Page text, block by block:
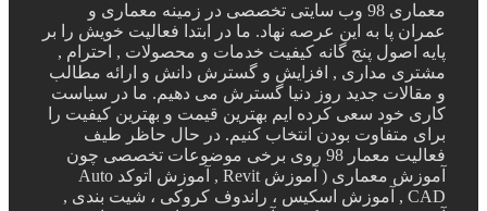
معماری 98 وب سایتی تخصصی در زمینه معماری و
عمران پا به این عرصه نهاد. ما در ابتدا فعالیت خویش را بر
پایه اصول پنج گانه کیفیت خدمات و محصولات , احترام ,
مشتری مداری , افزایش و گسترش دانش و ارائه مطالب
و مقالات جدید روز دنیا گسترش می دهیم. ما در سیاست
کاری خود سعی کرده ایم بهترین قیمت و بهترین کیفیت را
برای متفاوت بودن انتخاب کنیم. در حال حاظر طیف
فعالیت معمار 98 روی برخی موضوعات تخصصی چون
آموزش معماری ( آموزش Revit , آموزش اتوکد Auto
CAD , آموزش اسکیس ، راندوف کروکی ، شیت بندی ,